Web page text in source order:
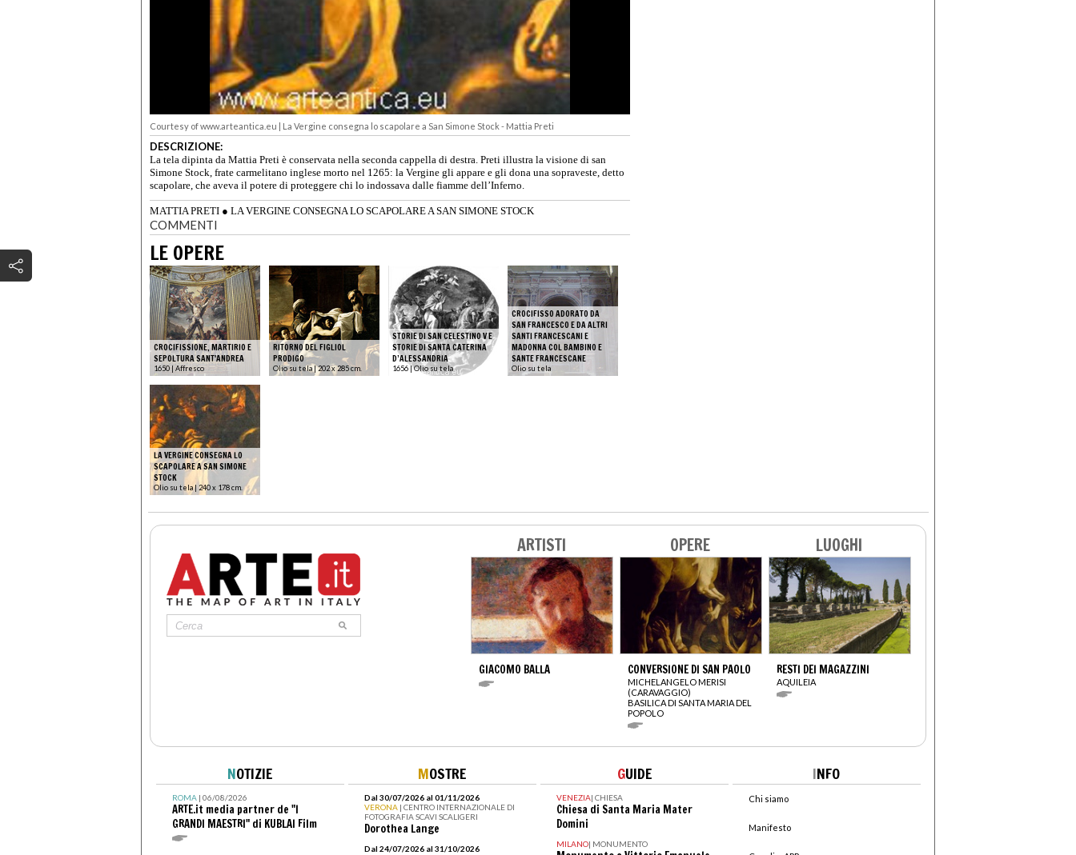
Courtesy of www.arteantica.eu | La Vergine consegna lo scapolare a San Simone Stock - Mattia Preti
DESCRIZIONE:
La tela dipinta da Mattia Preti è conservata nella seconda cappella di destra. Preti illustra la visione di san
Simone Stock, frate carmelitano inglese morto nel 1265: la Vergine gli appare e gli dona una sopraveste, detto
scapolare, che aveva il potere di proteggere chi lo indossava dalle fiamme dell’Inferno.
MATTIA PRETI ● LA VERGINE CONSEGNA LO SCAPOLARE A SAN SIMONE STOCK
COMMENTI
LE OPERE
CROCIFISSIONE, MARTIRIO E
SEPOLTURA SANT'ANDREA
1650 | Affresco
RITORNO DEL FIGLIOL
PRODIGO
Olio su tela | 202 x 285 cm.
STORIE DI SAN CELESTINO V E
STORIE DI SANTA CATERINA
D’ALESSANDRIA
1656 | Olio su tela
CROCIFISSO ADORATO DA
SAN FRANCESCO E DA ALTRI
SANTI FRANCESCANI E
MADONNA COL BAMBINO E
SANTE FRANCESCANE
Olio su tela
LA VERGINE CONSEGNA LO
SCAPOLARE A SAN SIMONE
STOCK
Olio su tela | 240 x 178 cm.
ARTISTI
GIACOMO BALLA
OPERE
CONVERSIONE DI SAN PAOLO
MICHELANGELO MERISI
(CARAVAGGIO)
BASILICA DI SANTA MARIA DEL
POPOLO
LUOGHI
RESTI DEI MAGAZZINI
AQUILEIA
NOTIZIE
ROMA| 06/08/2026
ARTE.it media partner de "I
GRANDI MAESTRI" di KUBLAI Film
MOSTRE
Dal 30/07/2026 al 01/11/2026
VERONA | CENTRO INTERNAZIONALE DI
FOTOGRAFIA SCAVI SCALIGERI
Dorothea Lange
Dal 24/07/2026 al 31/10/2026
GUIDE
VENEZIA| CHIESA
Chiesa di Santa Maria Mater
Domini
MILANO| MONUMENTO
INFO
Chi siamo
Manifesto